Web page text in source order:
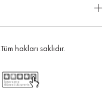
.Tüm hakları saklıdır.